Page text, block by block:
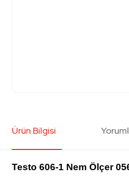
Ürün Bilgisi
Testo 606-1 Nem Ölçer